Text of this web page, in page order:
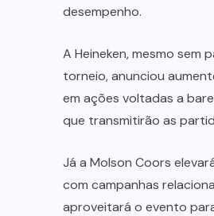
desempenho.
A Heineken, mesmo sem
torneio, anunciou
em ações voltadas a
que transmitirão as
Já a Molson Coors
com campanhas
aproveitará o evento